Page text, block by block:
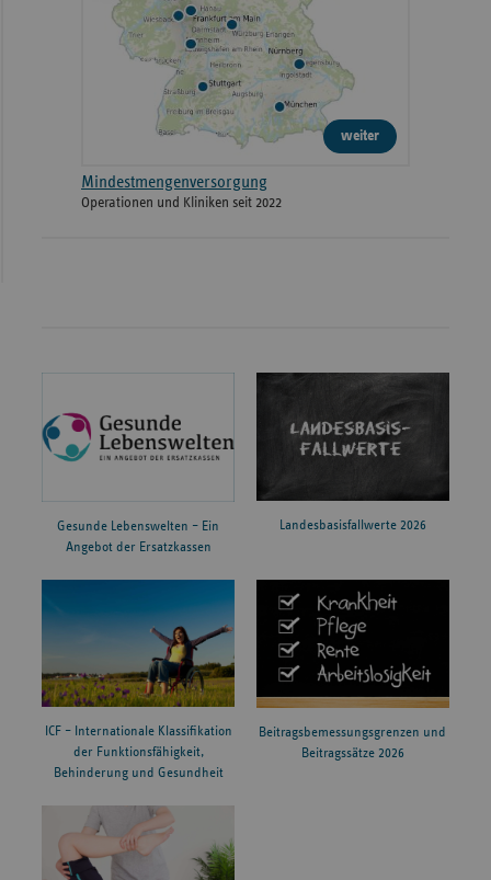
weiter
Mindestmengenversorgung
Operationen und Kliniken seit 2022
Gesunde Lebenswelten – Ein
Angebot der Ersatzkassen
Landesbasisfallwerte 2026
ICF – Internationale Klassifikation
der Funktionsfähigkeit,
Behinderung und Gesundheit
Beitragsbemessungsgrenzen und
Beitragssätze 2026